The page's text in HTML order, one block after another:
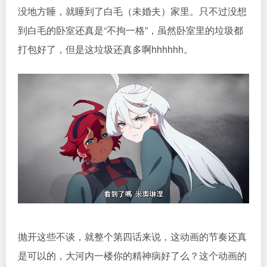
没地方睡，就睡到了白毛（未婚夫）家里。只不过没想
到白毛的卧室还真是“不拘一格”，虽然卧室里的垃圾都
打包好了，但是这垃圾还真多啊hhhhhh。
抛开这些不谈，就整个第四话来说，这动画的节奏还真
是可以的，大河内一楼你的精神病好了么？这个动画的